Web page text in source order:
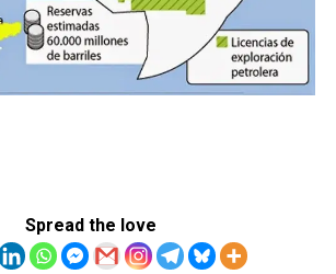
Spread the love